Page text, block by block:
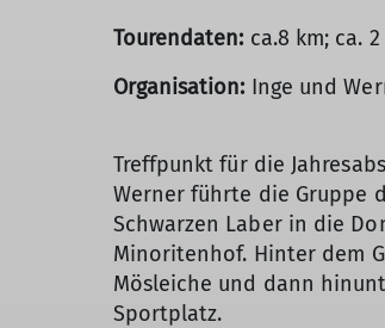
Tourendaten: ca.8 km; ca.
Organisation: Inge und
Treffpunkt für die
Werner führte die Gruppe
Schwarzen Laber in die
Minoritenhof. Hinter dem
Mösleiche und dann
Sportplatz.